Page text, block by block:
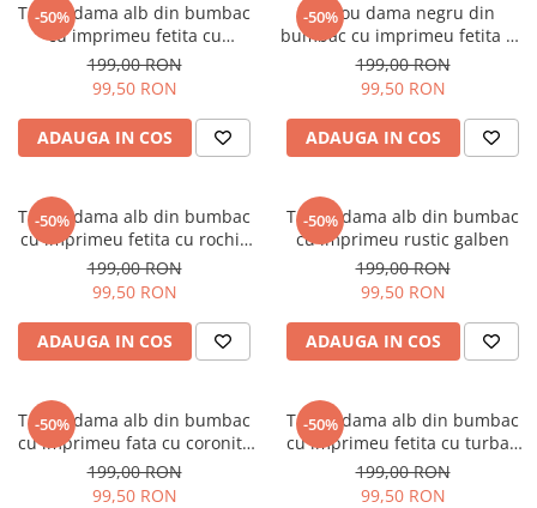
-50%
Tricou dama alb din bumbac
cu imprimeu fetita cu
pietricele pe gene
199,00 RON
99,50 RON
ADAUGA IN COS
-50%
Tricou dama negru din
bumbac cu imprimeu fetita cu
rochie cu tesaturi mixte
199,00 RON
99,50 RON
ADAUGA IN COS
-50%
Tricou dama alb din bumbac
cu imprimeu fetita cu rochie
cu tesaturi mixte
199,00 RON
99,50 RON
ADAUGA IN COS
-50%
Tricou dama alb din bumbac
cu imprimeu rustic galben
199,00 RON
99,50 RON
ADAUGA IN COS
-50%
Tricou dama alb din bumbac
cu imprimeu fata cu coronita
din flori
199,00 RON
99,50 RON
-50%
Tricou dama alb din bumbac
cu imprimeu fetita cu turban
rosu
199,00 RON
99,50 RON